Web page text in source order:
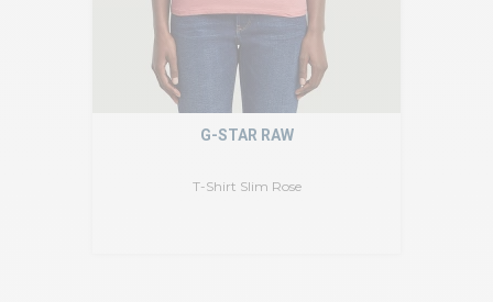
T-Shirt Slim Rose
G-STAR RAW